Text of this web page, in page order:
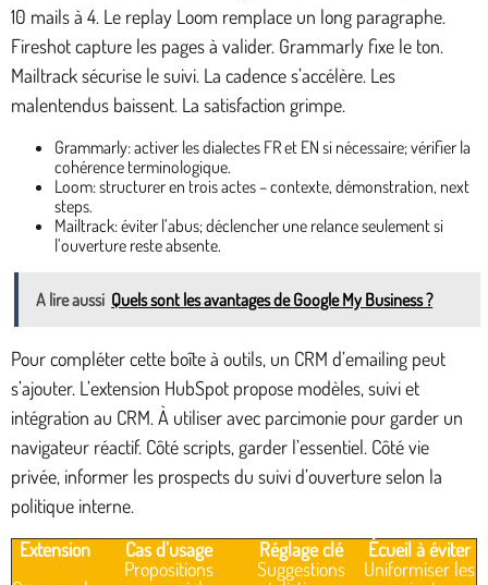
10 mails à 4. Le replay Loom remplace un long paragraphe.
Fireshot capture les pages à valider. Grammarly fixe le ton.
Mailtrack sécurise le suivi. La cadence s’accélère. Les
malentendus baissent. La satisfaction grimpe.
Grammarly: activer les dialectes FR et EN si nécessaire; vérifier la
cohérence terminologique.
Loom: structurer en trois actes – contexte, démonstration, next
steps.
Mailtrack: éviter l’abus; déclencher une relance seulement si
l’ouverture reste absente.
A lire aussi Quels sont les avantages de Google My Business ?
Pour compléter cette boîte à outils, un CRM d’emailing peut
s’ajouter. L’extension HubSpot propose modèles, suivi et
intégration au CRM. À utiliser avec parcimonie pour garder un
navigateur réactif. Côté scripts, garder l’essentiel. Côté vie
privée, informer les prospects du suivi d’ouverture selon la
politique interne.
Extension
Cas d’usage Réglage clé
Écueil à éviter
Propositions
Suggestions
Uniformiser les